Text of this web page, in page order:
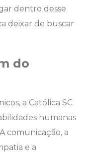
dentro desse
deixar de buscar
do
a Católica SC
humanas
comunicação, a
e a